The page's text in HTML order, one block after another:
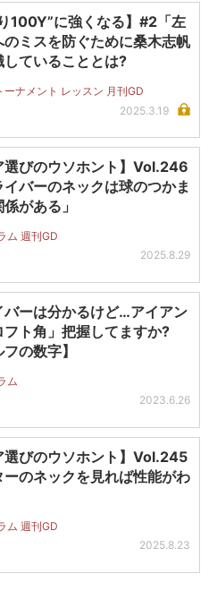
り100Y”に強くなる】#2「左
のミスを防ぐために桑木志帆
していることとは?
ーナメント レッスン 月刊GD
2025.3.19
選びのウソホント】Vol.246
イバーのネックは球のつかま
がある」
ム 週刊GD
2025.8.29
バーは分かるけど…アイアン
フト角」把握してますか?
フの数字】
ム
2023.6.26
選びのウソホント】Vol.245
ーのネックを見れば性能がわ
ム 週刊GD
2025.8.23